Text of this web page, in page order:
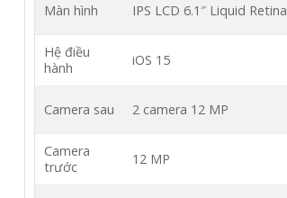
Màn hình IPS LCD 6.1″ Liquid Retina
Hệ điều
hành
iOS 15
Camera sau 2 camera 12 MP
Camera
trước
12 MP